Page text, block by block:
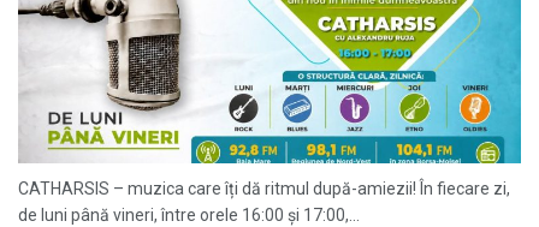
CATHARSIS – muzica care îți dă ritmul după-amiezii! În fiecare zi,
de luni până vineri, între orele 16:00 și 17:00,...